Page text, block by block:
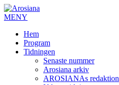
MENY
Hem
Program
Tidningen
Senaste nummer
Arosiana arkiv
AROSIANAs redaktion